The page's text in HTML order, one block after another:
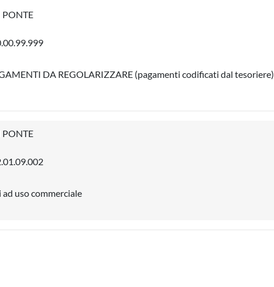
DA REGOLARIZZARE (pagamenti codificati dal tesoriere)
uso commerciale